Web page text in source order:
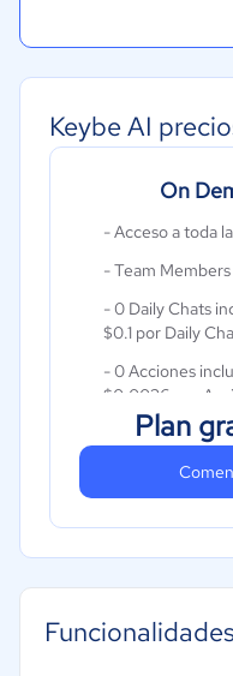
Keybe AI
On
- Acceso a toda
- Team
- 0 Daily Chats
$0.1 por Daily
- 0 Acciones
$0.0036 por
- Email y SMS
Plan